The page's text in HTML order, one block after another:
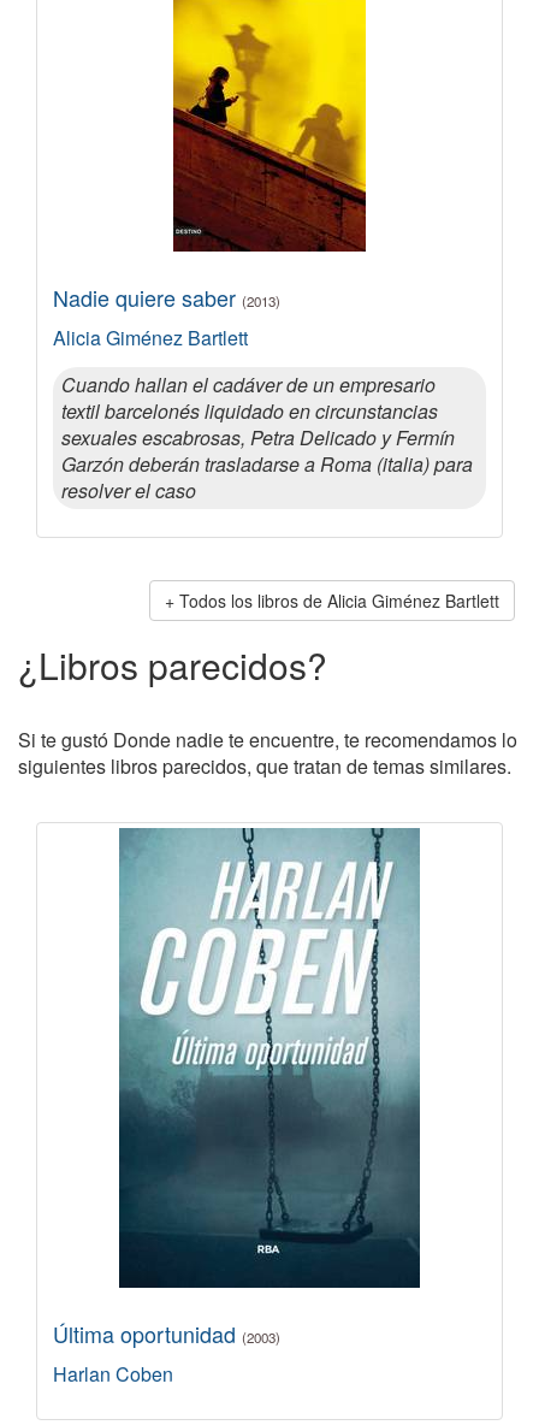
Nadie quiere saber (2013)
Alicia Giménez Bartlett
Cuando hallan el cadáver de un empresario
textil barcelonés liquidado en circunstancias
sexuales escabrosas, Petra Delicado y Fermín
Garzón deberán trasladarse a Roma (italia) para
resolver el caso
Todos los libros de Alicia Giménez Bartlett
¿Libros parecidos?
Si te gustó Donde nadie te encuentre, te recomendamos lo
siguientes libros parecidos, que tratan de temas similares.
Última oportunidad (2003)
Harlan Coben